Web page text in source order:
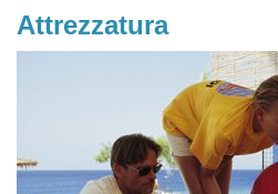
Attrezzatura